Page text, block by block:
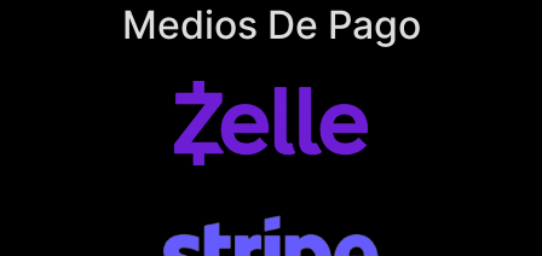
Medios De Pago